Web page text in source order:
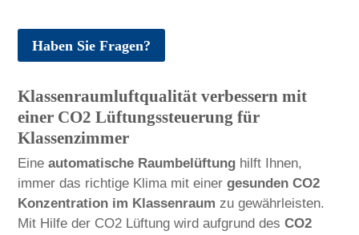
Haben Sie Fragen?
Klassenraumluftqualität verbessern mit
einer CO2 Lüftungssteuerung für
Klassenzimmer
Eineautomatische Raumbelüftung hilft Ihnen,
immer das richtige Klima mit einergesunden CO2
Konzentration im Klassenraum zu gewährleisten.
Mit Hilfe der CO2 Lüftung wird aufgrund desCO2